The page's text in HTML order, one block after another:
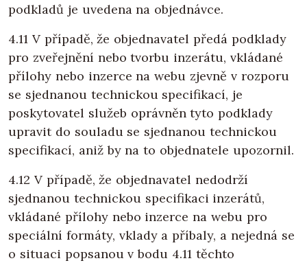
podkladů je uvedena na objednávce.
4.11 V případě, že objednavatel předá podklady
pro zveřejnění nebo tvorbu inzerátu, vkládané
přílohy nebo inzerce na webu zjevně v rozporu
se sjednanou technickou specifikací, je
poskytovatel služeb oprávněn tyto podklady
upravit do souladu se sjednanou technickou
specifikací, aniž by na to objednatele upozornil.
4.12 V případě, že objednavatel nedodrží
sjednanou technickou specifikaci inzerátů,
vkládané přílohy nebo inzerce na webu pro
speciální formáty, vklady a příbaly, a nejedná se
o situaci popsanou v bodu 4.11 těchto